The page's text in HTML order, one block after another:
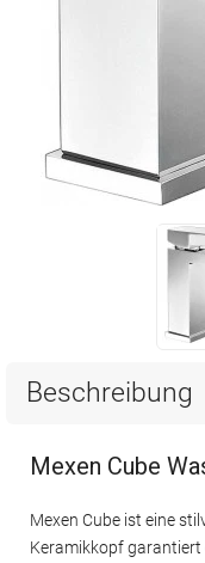
Beschreibung
Mexen Cube
Mexen Cube ist eine
Keramikkopf garantiert